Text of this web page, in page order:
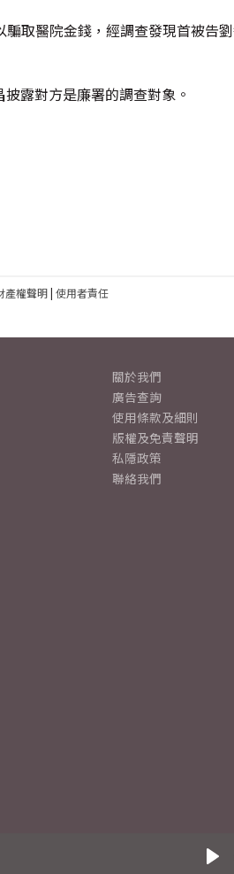
取醫院金錢，經調查發現首被告
露對方是廉署的調查對象。
產權聲明| 使用者責任
關於我們
廣告查詢
使用條款及細則
版權及免責聲明
私隱政策
聯絡我們